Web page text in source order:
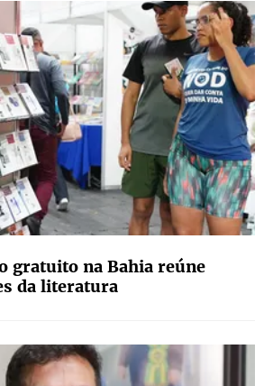
gratuito na Bahia reúne
da literatura